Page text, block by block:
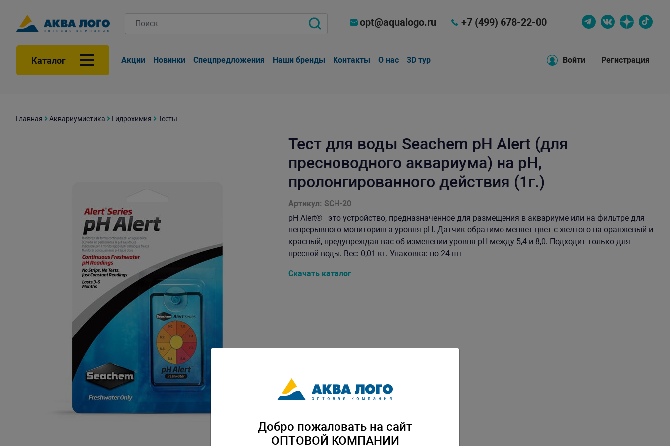
opt@aqualogo.ru +7 (499) 678-22-00
Каталог Акции Новинки Спецпредложения Наши бренды Контакты О нас 3D тур Войти Регистрация
Главная Аквариумистика Гидрохимия Тесты
Тест для воды Seachem pH Alert (для
пресноводного аквариума) на pH,
пролонгированного действия (1г.)
Артикул: SCH-20
pH Alert® - это устройство, предназначенное для размещения в аквариуме или на фильтре для
непрерывного мониторинга уровня pH. Датчик обратимо меняет цвет с желтого на оранжевый и
красный, предупреждая вас об изменении уровня pH между 5,4 и 8,0. Подходит только для
пресной воды. Вес: 0,01 кг. Упаковка: по 24 шт
Скачать каталог
Добро пожаловать на сайт
ОПТОВОЙ КОМПАНИИ